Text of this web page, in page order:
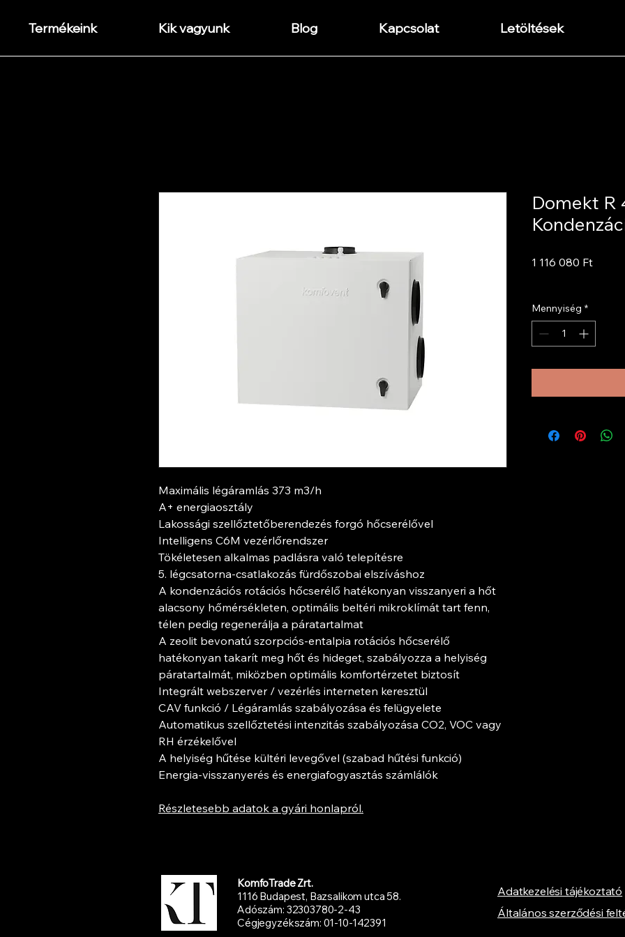
Termékeink Kik vagyunk Blog Kapcsolat Letöltések
Maximális légáramlás 373 m3/h
A+ energiaosztály
Lakossági szellőztetőberendezés forgó hőcserélővel
Intelligens C6M vezérlőrendszer
Tökéletesen alkalmas padlásra való telepítésre
5. légcsatorna-csatlakozás fürdőszobai elszíváshoz
A kondenzációs rotációs hőcserélő hatékonyan visszanyeri a hőt
alacsony hőmérsékleten, optimális beltéri mikroklímát tart fenn,
télen pedig regenerálja a páratartalmat
A zeolit ​​bevonatú szorpciós-entalpia rotációs hőcserélő
hatékonyan takarít meg hőt és hideget, szabályozza a helyiség
páratartalmát, miközben optimális komfortérzetet biztosít
Integrált webszerver / vezérlés interneten keresztül
CAV funkció / Légáramlás szabályozása és felügyelete
Automatikus szellőztetési intenzitás szabályozása CO2, VOC vagy
RH érzékelővel
A helyiség hűtése kültéri levegővel (szabad hűtési funkció)
Energia-visszanyerés és energiafogyasztás számlálók
Részletesebb adatok a gyári honlapról.
Domekt R
1 116 080 FtÁr
Mennyiség *
KomfoTrade Zrt.
1116 Budapest, Bazsalikom utca 58.
Adószám: 32303780-2-43
Cégjegyzékszám: 01-10-142391
Adatkezelési tájékoztató
Általános szerződési